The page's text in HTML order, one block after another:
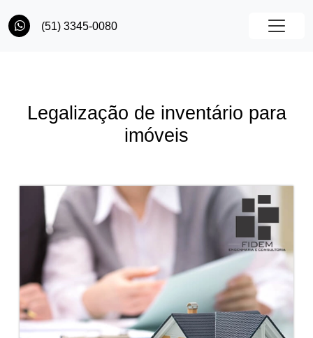
(51) 3345-0080
Legalização de inventário para
imóveis